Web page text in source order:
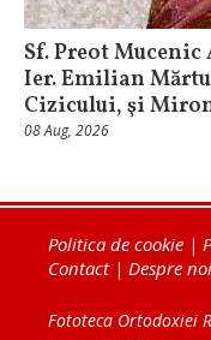
Sf. Preot
Ier. Emilian
Cizicului, şi
08 Aug, 2026
Politica de cookie |
Contact| Despre noi
Fototeca Ortodoxiei